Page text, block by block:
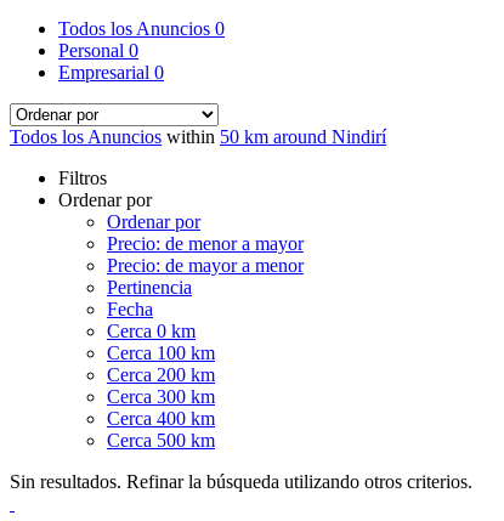
Todos los Anuncios 0
Personal 0
Empresarial 0
Todos los Anuncios within 50 km around Nindirí
Filtros
Ordenar por
Ordenar por
Precio: de menor a mayor
Precio: de mayor a menor
Pertinencia
Fecha
Cerca 0 km
Cerca 100 km
Cerca 200 km
Cerca 300 km
Cerca 400 km
Cerca 500 km
Sin resultados. Refinar la búsqueda utilizando otros criterios.